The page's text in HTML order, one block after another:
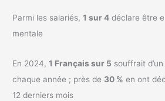
Parmi les salariés,1 sur 4 déclare être
mentale
En 2024,1 Français sur 5 souffrait
chaque année ; près de 30 % en ont
12 derniers mois